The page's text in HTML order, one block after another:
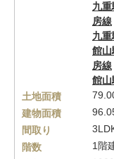
九重
房線
九重
館山
房線
館山
土地面積
建物面積
間取り
階数
1階